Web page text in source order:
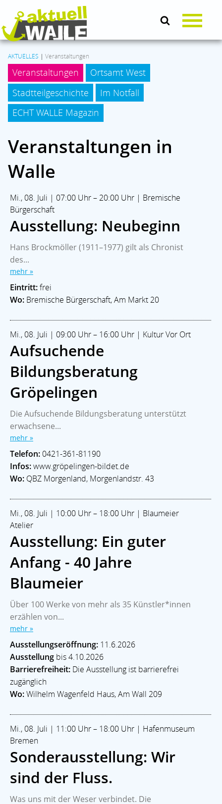
AKTUELLES
LEBEN & SOZIALES
KULTUR
KOMMUNALPOLITIK
BRANCHENMIX
AKTUELLES | Veranstaltungen
Veranstaltungen
Ortsamt West
Stadtteilgeschichte
Im Notfall
ECHT WALLE Magazin
Veranstaltungen in
Walle
Mi., 08. Juli | 07:00 Uhr – 20:00 Uhr | Bremische
Bürgerschaft
Ausstellung: Neubeginn
Hans Brockmöller (1911–1977) gilt als Chronist
des...
mehr »
Eintritt:frei
Wo: Bremische Bürgerschaft, Am Markt 20
Mi., 08. Juli | 09:00 Uhr – 16:00 Uhr | Kultur Vor Ort
Aufsuchende
Bildungsberatung
Gröpelingen
Die Aufsuchende Bildungsberatung unterstützt
erwachsene...
mehr »
Telefon: 0421-361-81190
Infos:www.gröpelingen-bildet.de
Wo: QBZ Morgenland, Morgenlandstr. 43
Mi., 08. Juli | 10:00 Uhr – 18:00 Uhr | Blaumeier
Atelier
Ausstellung: Ein guter
Anfang - 40 Jahre
Blaumeier
Über 100 Werke von mehr als 35 Künstler*innen
erzählen von...
mehr »
Ausstellungseröffnung: 11.6.2026
Ausstellung bis 4.10.2026
Barrierefreiheit: Die Ausstellung ist barrierefrei
zugänglich
Wo:Wilhelm Wagenfeld Haus, Am Wall 209
Mi., 08. Juli | 11:00 Uhr – 18:00 Uhr | Hafenmuseum
Bremen
Sonderausstellung: Wir
sind der Fluss.
Was uns mit der Weser verbindet. Die